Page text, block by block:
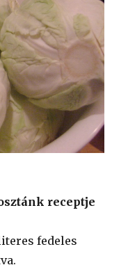
receptje
fedeles